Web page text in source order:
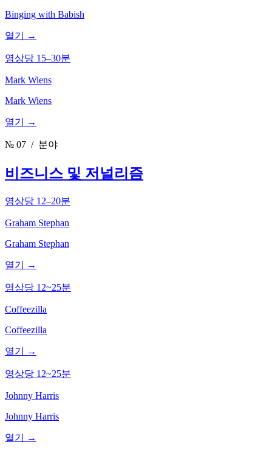
Binging with Babish
열기 →
영상당 15–30분
Mark Wiens
Mark Wiens
열기 →
№ 07 / 분야
비즈니스 및 저널리즘
영상당 12–20분
Graham Stephan
Graham Stephan
열기 →
영상당 12~25분
Coffeezilla
Coffeezilla
열기 →
영상당 12~25분
Johnny Harris
Johnny Harris
열기 →